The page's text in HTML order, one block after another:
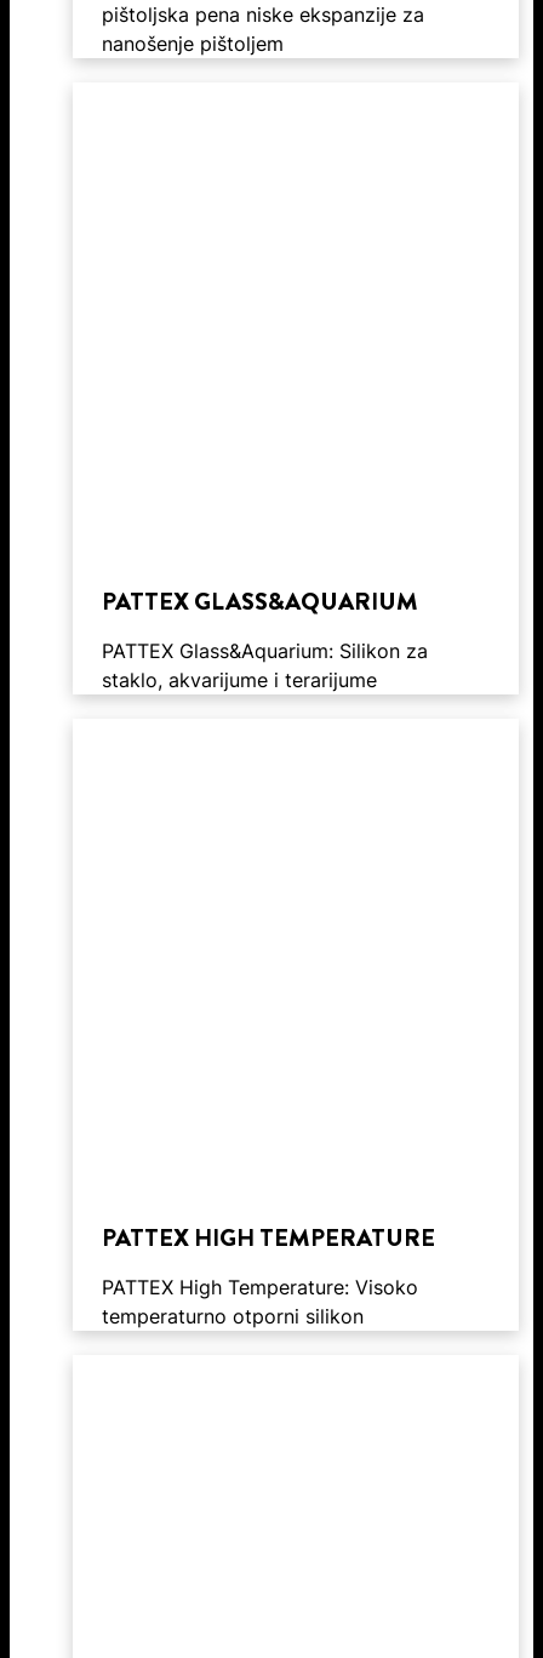
pištoljska pena niske ekspanzije za
nanošenje pištoljem
PATTEX GLASS&AQUARIUM
PATTEX Glass&Aquarium: Silikon za
staklo, akvarijume i terarijume
PATTEX HIGH TEMPERATURE
PATTEX High Temperature: Visoko
temperaturno otporni silikon